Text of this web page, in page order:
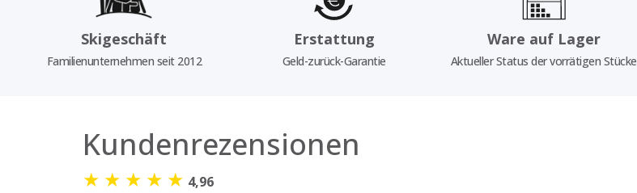
Skigeschäft
Familienunternehmen seit 2012
Erstattung
Geld-zurück-Garantie
Ware auf Lager
Aktueller Status der vorrätigen Stücke
Kundenrezensionen
★ ★ ★ ★ ★ 4,96